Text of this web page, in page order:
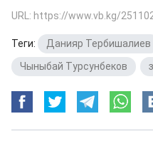
URL: https://www.vb.kg/
Теги: Данияр Тербишалиев
Чыныбай Турсунбеков